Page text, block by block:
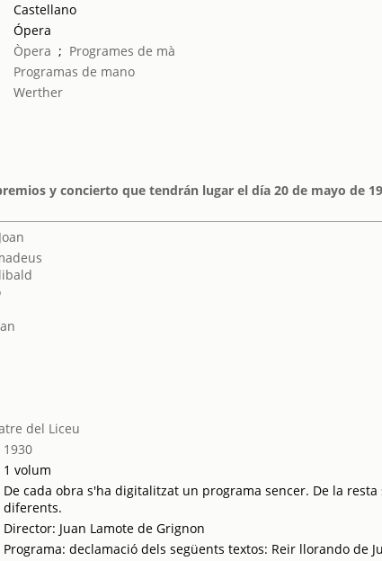
Castellano
Ópera
Òpera ; Programes de mà
Programas de mano
Werther
y concierto que tendrán lugar el día 20 de mayo de
del Liceu
1930
1 volum
De cada obra s'ha digitalitzat un programa sencer. De la
diferents.
Director: Juan Lamote de Grignon
Programa: declamació dels següents textos: Reir llorando de